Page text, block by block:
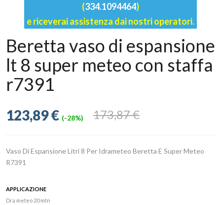
(334.1094464)
e riceverai assistenza dai nostri operatori.
Beretta vaso di espansione
lt 8 super meteo con staffa
r7391
173,87 €
123,89 € (-28%)
Vaso Di Espansione Litri 8 Per Idrameteo Beretta E Super Meteo
R7391
APPLICAZIONE
Dra meteo 20 mtn